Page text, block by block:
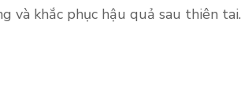
và khắc phục hậu quả sau thiên tai.